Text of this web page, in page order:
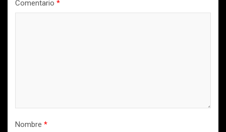
Comentario *
Nombre *